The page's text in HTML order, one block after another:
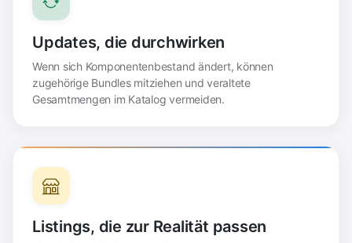
Updates, die durchwirken
Wenn sich Komponentenbestand ändert, können
zugehörige Bundles mitziehen und veraltete
Gesamtmengen im Katalog vermeiden.
Listings, die zur Realität passen